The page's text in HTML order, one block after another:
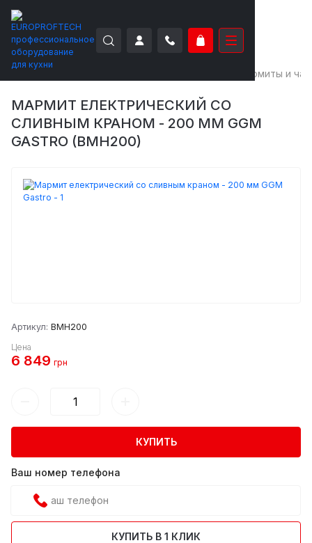
EUROPROFTECH Мармиты и
МАРМИТ ЕЛЕКТРИЧЕСКИЙ СО
СЛИВНЫМ КРАНОМ - 200 ММ GGM
GASTRO (BMH200)
Артикул: BMH200
Цена
6 849 грн
КУПИТЬ
Ваш номер телефона
КУПИТЬ В 1 КЛИК